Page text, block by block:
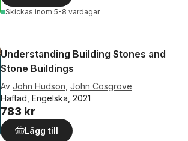
Skickas inom 5-8 vardagar
Understanding Building Stones and
Stone Buildings
Av John Hudson John Cosgrove
Häftad, Engelska, 2021
783 kr
Lägg till